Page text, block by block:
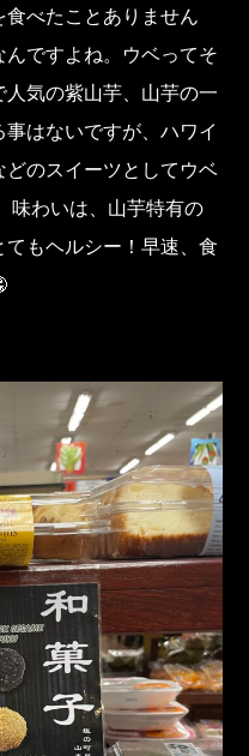
べたことありません
んですよね。ウベってそ
人気の紫山芋、山芋の一
はないですが、ハワイ
のスイーツとしてウベ
味わいは、山芋特有の
もヘルシー！早速、食